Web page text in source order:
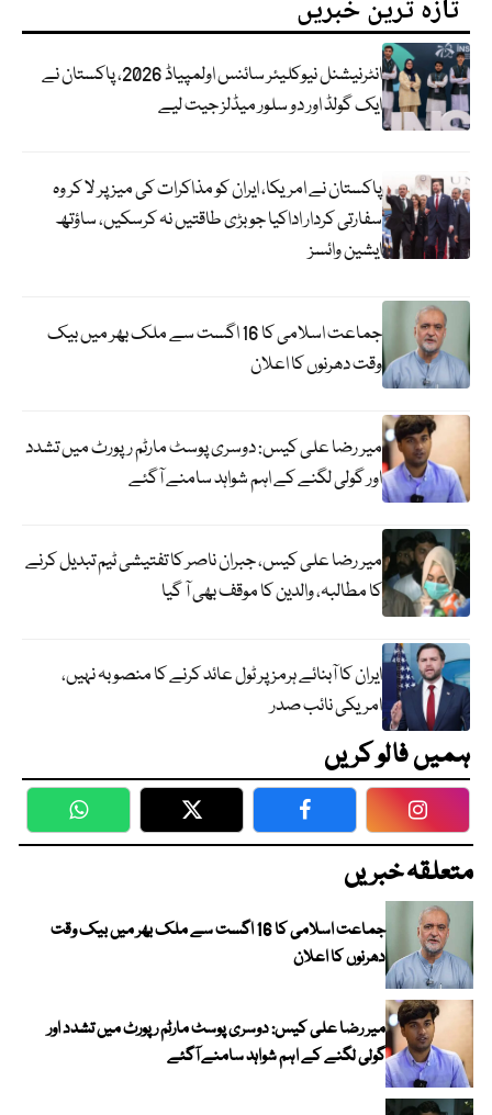
تازہ ترین خبریں
انٹرنیشنل نیوکلیئر سائنس اولمپیاڈ 2026، پاکستان نے
ایک گولڈ اور دو سلور میڈلز جیت لیے
پاکستان نے امریکا، ایران کو مذاکرات کی میز پر لا کر وہ
سفارتی کردار اداکیا جو بڑی طاقتیں نہ کرسکیں، ساؤتھ
ایشین وائسز
جماعت اسلامی کا 16 اگست سے ملک بھر میں بیک
وقت دھرنوں کا اعلان
میر رضا علی کیس: دوسری پوسٹ مارٹم رپورٹ میں تشدد
اور گولی لگنے کے اہم شواہد سامنے آگئے
میر رضا علی کیس، جبران ناصر کا تفتیشی ٹیم تبدیل کرنے
کا مطالبہ، والدین کا موقف بھی آ گیا
ایران کا آبنائے ہرمز پر ٹول عائد کرنے کا منصوبہ نہیں،
امریکی نائب صدر
ہمیں فالو کریں
WhatsApp Twitter Facebook
متعلقہ خبریں
جماعت اسلامی کا 16 اگست سے ملک بھر میں بیک وقت
دھرنوں کا اعلان
میر رضا علی کیس: دوسری پوسٹ مارٹم رپورٹ میں تشدد اور
گولی لگنے کے اہم شواہد سامنے آگئے